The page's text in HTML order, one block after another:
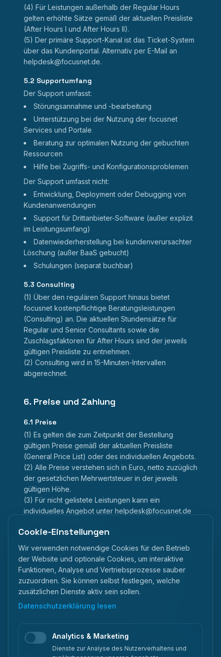
(4) Für Leistungen außerhalb der Regular Hours
gelten erhöhte Sätze gemäß der aktuellen Preisliste
(After Hours I und After Hours II).
(5) Der primäre Support-Kanal ist das Ticket-System
über das Kundenportal. Alternativ per E-Mail an
helpdesk@focusnet.de.
5.2 Supportumfang
Der Support umfasst:
Störungsannahme und -bearbeitung
Unterstützung bei der Nutzung der focusnet
Services und Portale
Beratung zur optimalen Nutzung der gebuchten
Ressourcen
Hilfe bei Zugriffs- und Konfigurationsproblemen
Der Support umfasst nicht:
Entwicklung, Deployment oder Debugging von
Kundenanwendungen
Support für Drittanbieter-Software (außer explizit
im Leistungsumfang)
Datenwiederherstellung bei kundenverursachter
Löschung (außer BaaS gebucht)
Schulungen (separat buchbar)
5.3 Consulting
(1) Über den regulären Support hinaus bietet
focusnet kostenpflichtige Beratungsleistungen
(Consulting) an. Die aktuellen Stundensätze für
Regular und Senior Consultants sowie die
Zuschlagsfaktoren für After Hours sind der jeweils
gültigen Preisliste zu entnehmen.
(2) Consulting wird in 15-Minuten-Intervallen
abgerechnet.
6. Preise und Zahlung
6.1 Preise
(1) Es gelten die zum Zeitpunkt der Bestellung
gültigen Preise gemäß der aktuellen Preisliste
(General Price List) oder des individuellen Angebots.
(2) Alle Preise verstehen sich in Euro, netto zuzüglich
der gesetzlichen Mehrwertsteuer in der jeweils
gültigen Höhe.
(3) Für nicht gelistete Leistungen kann ein
individuelles Angebot unter helpdesk@focusnet.de
(1) Pauschal abgerechnete Services: Monatliche
Abrechnung im Voraus auf Basis der gebuchten
Ressourcen.
(2) Verbrauchsabhängige Services: Monatliche
Abrechnung nachträglich basierend auf dem
tatsächlichen Verbrauch.
verbrauchsabhängigen Komponenten kombinieren.
(4) Welches Abrechnungsmodell für den jeweiligen
Cookie-Einstellungen
Wir verwenden notwendige Cookies für den Betrieb
der Website und optionale Cookies, um interaktive
Funktionen, Analyse und Vertriebsprozesse sauber
zuzuordnen. Sie können selbst festlegen, welche
zusätzlichen Dienste aktiv sein sollen.
Datenschutzerklärung lesen
Analytics & Marketing
Dienste zur Analyse des Nutzerverhaltens und